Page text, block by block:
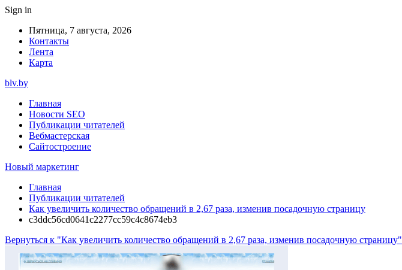
Sign in
Пятница, 7 августа, 2026
Контакты
Лента
Карта
blv.by
Главная
Новости SEO
Публикации читателей
Вебмастерская
Сайтостроение
Новый маркетинг
Главная
Публикации читателей
Как увеличить количество обращений в 2,67 раза, изменив посадочную страницу
c3ddc56cd0641c2277cc59c4c8674eb3
Вернуться к "Как увеличить количество обращений в 2,67 раза, изменив посадочную страницу"